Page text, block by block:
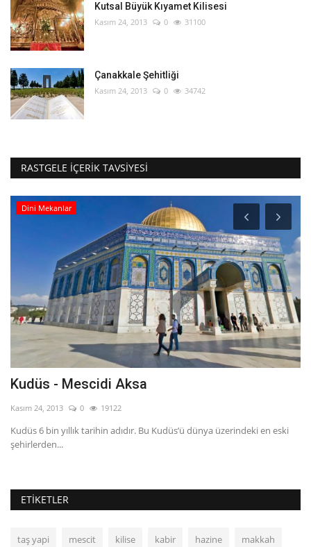
Kutsal Büyük Kıyamet Kilisesi
Kasım 24, 2013 0 31100
Çanakkale Şehitliği
Kasım 24, 2013 0 34742
RASTGELE İÇERIK TAVSIYESI
Dini Mekanlar
Kudüs - Mescidi Aksa
Kasım 24, 2013 0 19122
Kudüs 6 bin yıllık tarihin adıdır. Bu Kudüs’ü dünya üzerindeki en eski
şehirlerden...
ETIKETLER
taş yapi mescit kilise kabir hazine makkah